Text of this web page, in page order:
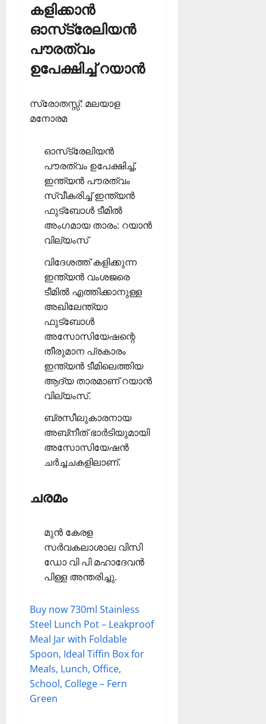
കളിക്കാന്‍
ഓസ്‌ട്രേലിയന്‍
പൗരത്വം
ഉപേക്ഷിച്ച് റയാന്‍
സ്രോതസ്സ്: മലയാള
മനോരമ
ഓസ്‌ട്രേലിയന്‍
പൗരത്വം ഉപേക്ഷിച്ച്,
ഇന്ത്യന്‍ പൗരത്വം
സ്വീകരിച്ച് ഇന്ത്യന്‍
ഫുട്‌ബോള്‍ ടീമില്‍
അംഗമായ താരം: റയാന്‍
വില്യംസ്
വിദേശത്ത് കളിക്കുന്ന
ഇന്ത്യന്‍ വംശജരെ
ടീമില്‍ എത്തിക്കാനുള്ള
അഖിലേന്ത്യാ
ഫുട്‌ബോള്‍
അസോസിയേഷന്റെ
തീരുമാന പ്രകാരം
ഇന്ത്യന്‍ ടീമിലെത്തിയ
ആദ്യ താരമാണ് റയാന്‍
വില്യംസ്.
ബ്രസീലുകാരനായ
അബ്‌നീത് ഭാര്‍ടിയുമായി
അസോസിയേഷന്‍
ചര്‍ച്ചചകളിലാണ്.
ചരമം
മുന്‍ കേരള
സര്‍വകലാശാല വിസി
ഡോ വി പി മഹാദേവന്‍
പിള്ള അന്തരിച്ചു.
Buy now 730ml Stainless
Steel Lunch Pot – Leakproof
Meal Jar with Foldable
Spoon, Ideal Tiffin Box for
Meals, Lunch, Office,
School, College – Fern
Green